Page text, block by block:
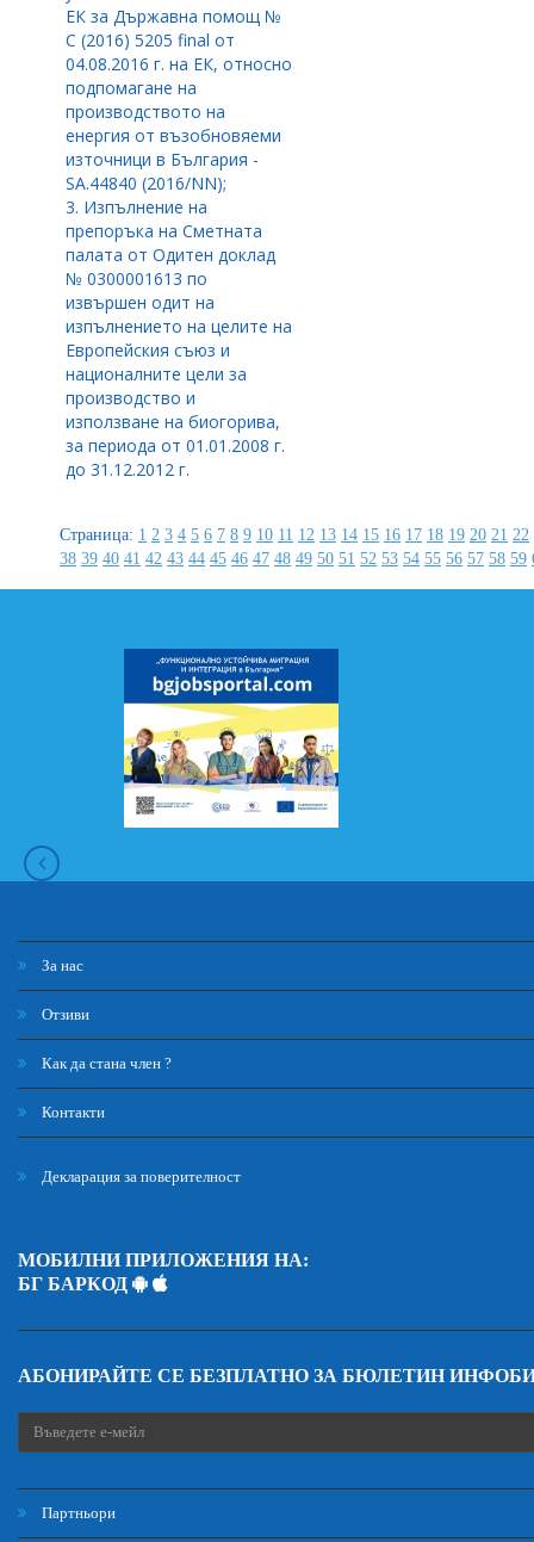
ЕК за Държавна помощ №
С (2016) 5205 final от
04.08.2016 г. на ЕК, относно
подпомагане на
производството на
енергия от възобновяеми
източници в България -
SA.44840 (2016/NN);
3. Изпълнение на
препоръка на Сметната
палата от Одитен доклад
№ 0300001613 по
извършен одит на
изпълнението на целите на
Европейския съюз и
националните цели за
производство и
използване на биогорива,
за периода от 01.01.2008 г.
до 31.12.2012 г.
Страница: 1 2 3 4 5 6 7 8 9 10 11 12 13 14 15 16 17 18 19 20 21 22
38 39 40 41 42 43 44 45 46 47 48 49 50 51 52 53 54 55 56 57 58 59
За нас
Отзиви
Как да стана член ?
Контакти
Декларация за поверителност
МОБИЛНИ ПРИЛОЖЕНИЯ НА:
БГ БАРКОД
АБОНИРАЙТЕ СЕ БЕЗПЛАТНО ЗА БЮЛЕТИН
Партньори